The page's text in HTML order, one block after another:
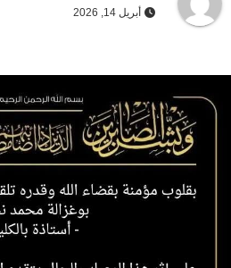
أبريل 14, 2026